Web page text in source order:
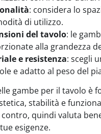
: considera lo
di utilizzo.
del tavolo: le
alla grandezza
e resistenza: scegli
e adatto al peso del
gambe per il tavolo è
stabilità e
quindi valuta
esigenze.